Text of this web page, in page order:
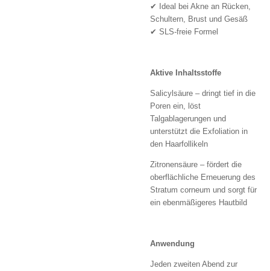
✔ Ideal bei Akne an Rücken,
Schultern, Brust und Gesäß
✔ SLS-freie Formel
Aktive Inhaltsstoffe
Salicylsäure – dringt tief in die
Poren ein, löst
Talgablagerungen und
unterstützt die Exfoliation in
den Haarfollikeln
Zitronensäure – fördert die
oberflächliche Erneuerung des
Stratum corneum und sorgt für
ein ebenmäßigeres Hautbild
Anwendung
Jeden zweiten Abend zur